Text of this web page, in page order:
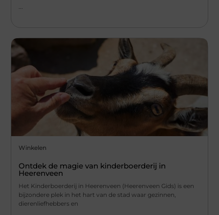
Winkelen
Ontdek de magie van kinderboerderij in
Heerenveen
Het Kinderboerderij in Heerenveen (Heerenveen Gids) is een
bijzondere plek in het hart van de stad waar gezinnen,
dierenliefhebbers en